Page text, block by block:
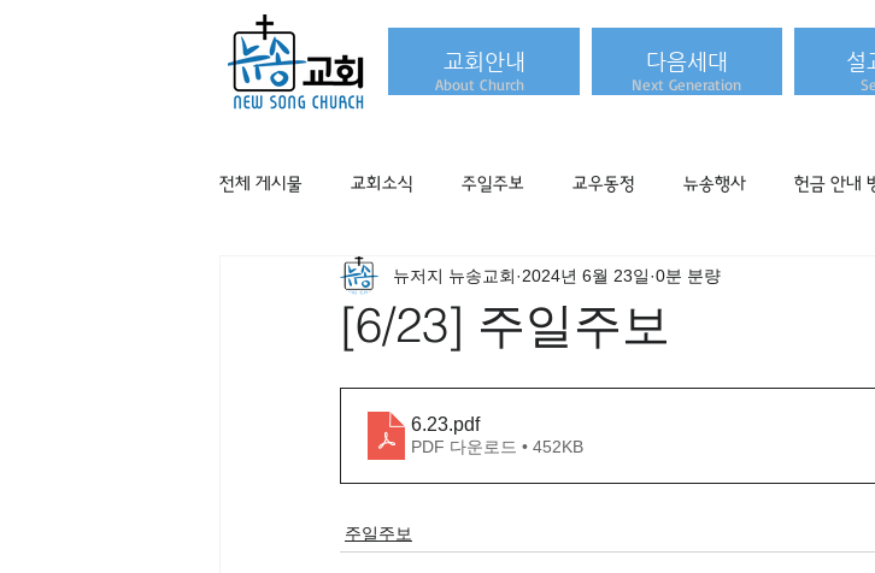
교회안내 다음세대 설
About Church Next Generation
전체 게시물 교회소식 주일주보 교우동정 뉴송행사 헌금 안내
[6/23] 주일주보
뉴저지 뉴송교회 2024년 6월 23일 0분 분량
6.23.pdf
PDF 다운로드 • 452KB
주일주보